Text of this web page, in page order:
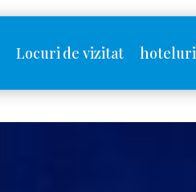
Locuri de vizitat hoteluri